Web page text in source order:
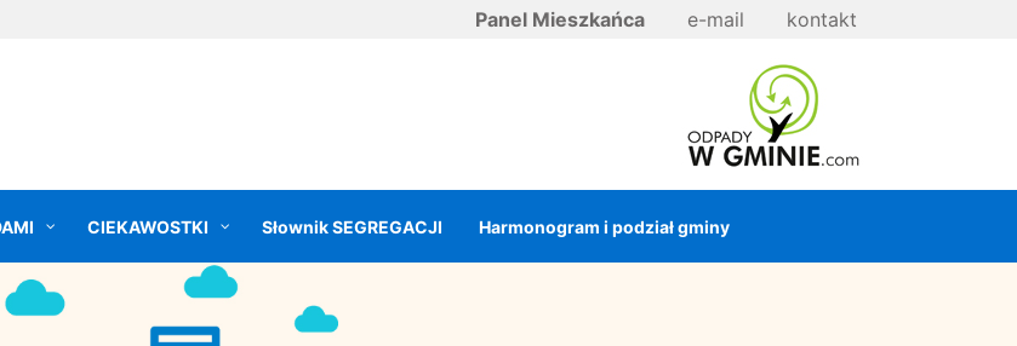
Panel Mieszkańca e-mail kontakt
CIEKAWOSTKI Słownik SEGREGACJI Harmonogram i podział gminy